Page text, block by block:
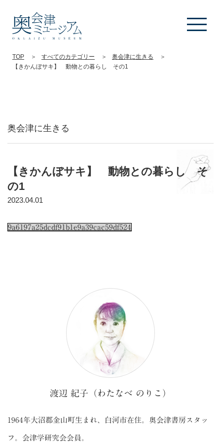
TOP すべてのカテゴリー
奥会津に生きる
【きかんぼサキ】 動物との暮らし その1
奥会津に生きる
【きかんぼサキ】 動物との暮らし そ
の1
2023.04.01
9a6197a25dcdf91b1e9a39cac59df524
渡辺 紀子（わたなべ のりこ）
1964年大沼郡金山町生まれ、白河市在住。奥会津書房スタッ
フ。会津学研究会会員。